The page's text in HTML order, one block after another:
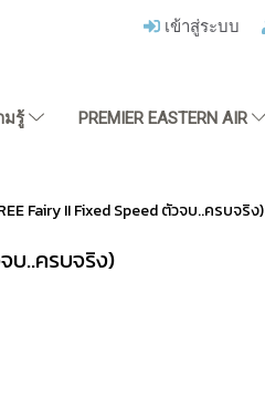
เข้าสู่ระบบ
มรู้ PREMIER EASTERN AIR
Fairy II Fixed Speed ตัวจบ..ครบจริง)
บ..ครบจริง)